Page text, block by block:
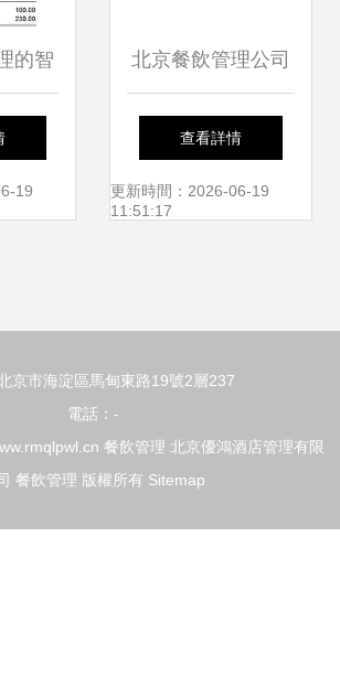
的智
鎖餐
其相
19
北京餐飲管理公司
全景圖 大數據、異
合食品與婚慶禮儀
查看詳情
更新時間：2026-06-19
11:51:17
京市海淀區馬甸東路19號2層237
電話：-
餐飲管理 北京優鴻酒店管理有限
餐飲管理 版權所有 Sitemap